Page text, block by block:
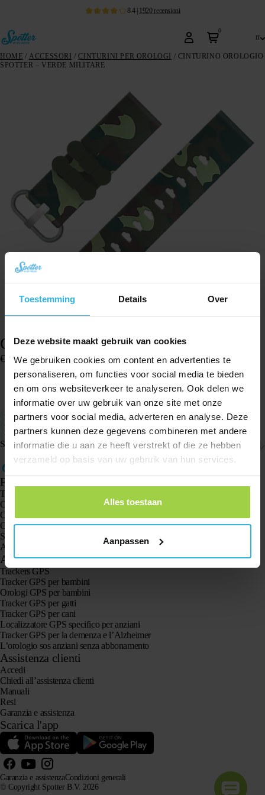
Toestemming Details Over
Deze website maakt gebruik van cookies
We gebruiken cookies om content en advertenties te
personaliseren, om functies voor social media te bieden
en om ons websiteverkeer te analyseren. Ook delen we
informatie over uw gebruik van onze site met onze
partners voor social media, adverteren en analyse. Deze
partners kunnen deze gegevens combineren met andere
informatie die u aan ze heeft verstrekt of die ze hebben
verzameld op basis van uw gebruik van hun services.
Alles toestaan
Aanpassen
8.4| 1920 recensioni
0
it
HOME / ACCESSORI /CINTURINI PER OROLOGI
/ CINTURINO OROLOGIO
SPOTTER – VERDE MILITARE
Cinturino orologio Spotter – Verde militare
€ 14,82
Disponibile
Aggiungi al carrello
Compatibile con lo Spotter GPS Watch
Taglia piccola: il cinturino è di 17 centímetros (orologio 4,5 cm)
Facile da regolare
Spedizione e resi
Prodotti
Tracker GPS Spotter X10
Orologio GPS Spotter Senior
Orologio GPS Spotter Explorer
Orologio GPS Spotter per bambini
Spotter CatX
Animal Spotter
Applicazioni
Trackers GPS
Tracker GPS per bambini
Orologi GPS per bambini
Tracker GPS per gatti
Tracker GPS per cani
Localizzatore GPS specifico per anziani
Tracker GPS per la demenza e l’Alzheimer
L’orologio sos anziani senza abbonamento
Assistenza clienti
Accedi
Chiedi all’assistenza clienti
Manuali
Resi
Garanzia e assistenza
Scarica l'app
© Copyright Spotter B.V. 2026
Garanzia e assistenzaCondizioni generali